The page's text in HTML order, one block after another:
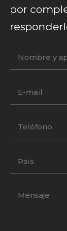
por